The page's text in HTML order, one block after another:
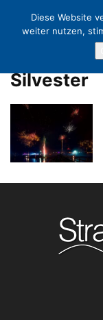
Silvester
Diese Website
weiter nutzen,